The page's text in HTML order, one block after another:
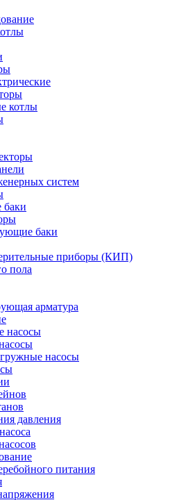
котлы
систем
баки
баки
приборы (КИП)
пола
арматура
насосы
насосы
давления
питания